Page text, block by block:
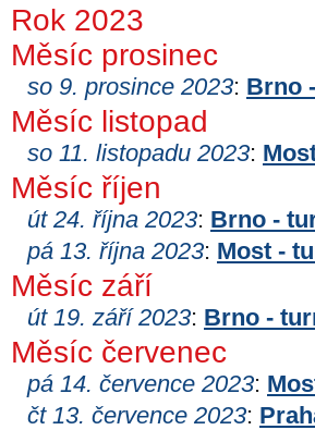
Rok 2023
Měsíc prosinec
so 9. prosince 2023: Brno
Měsíc listopad
so 11. listopadu 2023:
Měsíc říjen
út 24. října 2023: Brno -
pá 13. října 2023: Most -
Měsíc září
út 19. září 2023: Brno -
Měsíc červenec
pá 14. července 2023:
čt 13. července 2023: